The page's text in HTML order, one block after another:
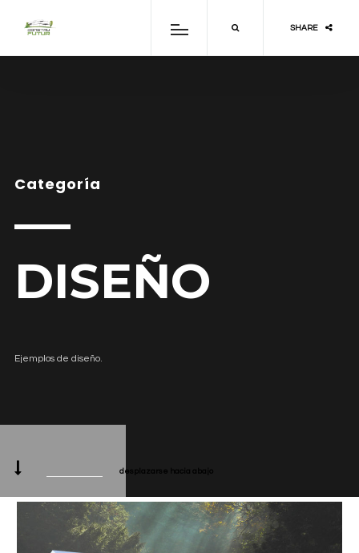
SHARE
Categoría
DISEÑO
Ejemplos de diseño.
desplazarse hacia abajo